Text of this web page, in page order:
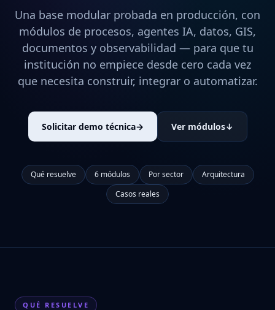
Una base modular probada en producción, con
módulos de procesos, agentes IA, datos, GIS,
documentos y observabilidad — para que tu
institución no empiece desde cero cada vez
que necesita construir, integrar o automatizar.
Solicitar demo técnica→ Ver módulos↓
Qué resuelve 6 módulos Por sector
Arquitectura
Casos reales
QUÉ RESUELVE